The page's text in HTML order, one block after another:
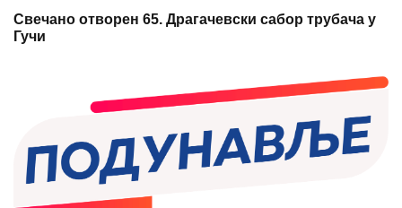
Свечано отворен 65. Драгачевски сабор трубача у
Гучи